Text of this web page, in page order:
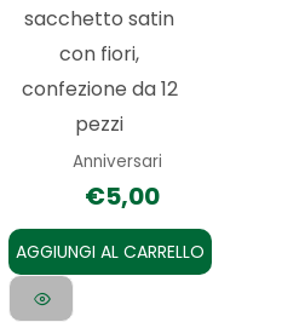
sacchetto satin
con fiori,
confezione da 12
pezzi
Anniversari
€5,00
AGGIUNGI AL CARRELLO